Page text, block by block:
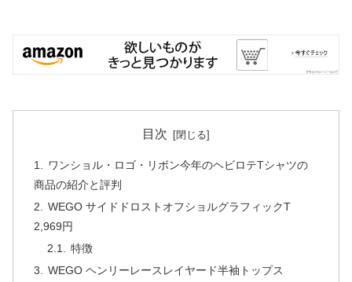
目次
ワンショル・ロゴ・リボン今年のヘビロテTシャツの
商品の紹介と評判
WEGO サイドドロストオフショルグラフィックT
2,969円
特徴
WEGO ヘンリーレースレイヤード半袖トップス